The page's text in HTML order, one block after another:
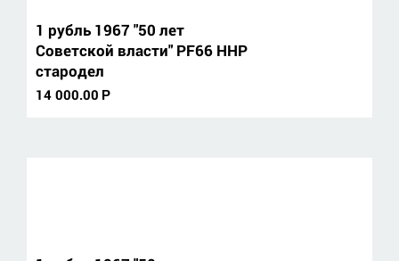
1 рубль 1967 "50 лет
Советской власти" PF66 ННР
стародел
14 000.00 Р